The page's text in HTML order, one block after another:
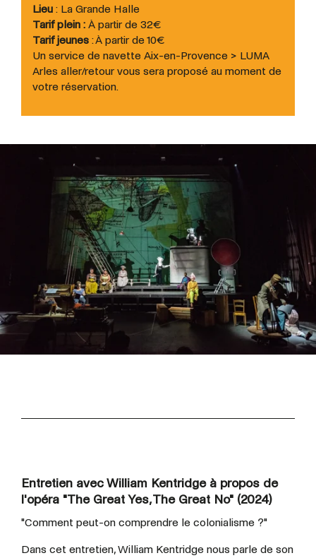
Lieu : La Grande Halle
Tarif plein : À partir de 32€
Tarif jeunes : À partir de 10€
Un service de navette Aix-en-Provence > LUMA
Arles aller/retour vous sera proposé au moment de
votre réservation.
Entretien avec William Kentridge à propos de
l'opéra "The Great Yes, The Great No" (2024)
"Comment peut-on comprendre le colonialisme ?"
Dans cet entretien, William Kentridge nous parle de son